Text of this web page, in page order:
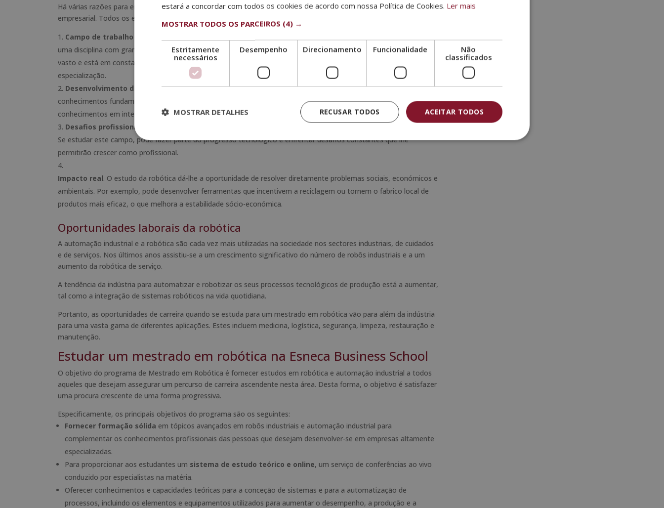
Há várias razões para entrar no excitante mundo da robótica e desenvolver uma profissão rodeada de inovação
empresarial. Todos os especialistas que queiram estudar robótica fazem-no pelas seguintes razões:
Campo de trabalho disponível
uma disciplina com grandes oportunidades de emprego. O campo da robótica e da automação industrial é muito
vasto e está em constante evolução. Isto significa que existem muitas oportunidades de emprego nesta
especialização.
Desenvolvimento de um perfil multidisciplinar. A robótica cobre muitos campos profissionais e isto requer
conhecimentos fundamentais de engenharia mecânica, eléctrica e informática. Hoje em dia, requer também
conhecimentos em inteligência artificial, mecatrónica, nanotecnologia e bioengenharia.
Desafios profissionais contínuos
Se estudar este campo, pode fazer parte do progresso tecnológico e enfrentar desafios constantes que lhe
permitirão crescer como profissional.
Impacto real. O estudo da robótica dá-lhe a oportunidade de resolver diretamente problemas sociais, económicos e
ambientais. Por exemplo, pode desenvolver ferramentas que incentivem a reciclagem ou tornem o fabrico local de
produtos mais eficaz, o que melhora a estabilidade sócio-económica.
Oportunidades laborais da robótica
A automação industrial e a robótica são cada vez mais utilizadas na sociedade nos sectores industriais, de cuidados
e de serviços. Nos últimos anos assistiu-se a um crescimento significativo do número de robôs industriais e a um
aumento da robótica de serviço.
A tendência da indústria para automatizar e robotizar os seus processos tecnológicos de produção está a aumentar,
tal como a integração de sistemas robóticos na vida quotidiana.
Portanto, as oportunidades de carreira quando se estuda para um mestrado em robótica vão para além da indústria
para uma vasta gama de diferentes aplicações. Estes incluem medicina, logística, segurança, limpeza, restauração e
manutenção.
Estudar um mestrado em robótica na Esneca Business School
O objetivo do programa de Mestrado em Robótica é fornecer estudos em robótica e automação industrial a todos
aqueles que desejam assegurar um percurso de carreira ascendente nesta área. Desta forma, o objetivo é satisfazer
uma procura crescente de uma forma progressiva.
Especificamente, os principais objetivos do programa são os seguintes:
Fornecer formação sólida em tópicos avançados em robôs industriais e automação industrial para
complementar os conhecimentos profissionais das pessoas que desejam desenvolver-se em empresas altamente
especializadas.
Para proporcionar aos estudantes um sistema de estudo teórico e online, um serviço de conferências ao vivo
conduzido por especialistas na matéria.
Oferecer conhecimentos e capacidades teóricas para a conceção de sistemas e para a automatização de
processos, incluindo os elementos e equipamentos utilizados para aumentar o desempenho, a produção e a
PORTUGUESE
estará a concordar com todos os cookies de acordo com nossa Política de Cookies. Ler mais
MOSTRAR TODOS OS PARCEIROS (4) →
Estritamente
necessários
Desempenho Direcionamento Funcionalidade
Não
classificados
ACEITAR TODOS
RECUSAR TODOS
MOSTRAR DETALHES